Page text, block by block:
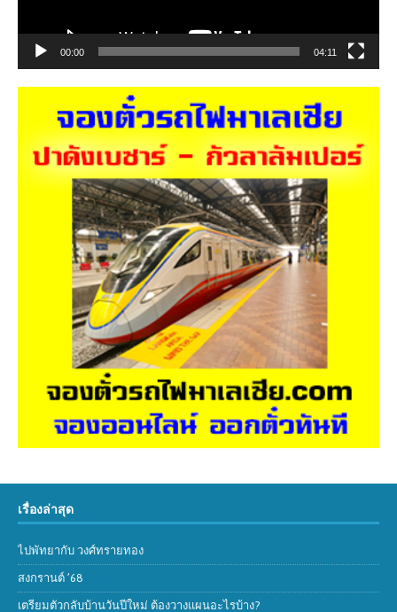
00:00 04:11
เรื่องล่าสุด
ไปพัทยากับ วงศ์ทรายทอง
สงกรานต์ ’68
เตรียมตัวกลับบ้านวันปีใหม่ ต้องวางแผนอะไรบ้าง?